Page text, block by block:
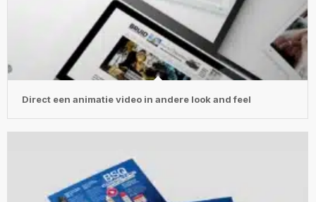
Direct een animatie video in andere look and feel